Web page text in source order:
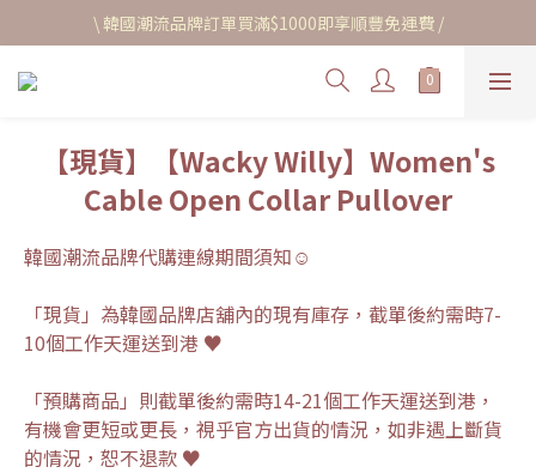
\ 韓國潮流品牌訂單買滿$1000即享順豐免運費 /
【現貨】【Wacky Willy】Women's
Cable Open Collar Pullover
韓國潮流品牌代購連線期間須知☺︎
「現貨」為韓國品牌店舖內的現有庫存，截單後約需時7-
10個工作天運送到港 ♥
「預購商品」則截單後約需時14-21個工作天運送到港，
有機會更短或更長，視乎官方出貨的情況，如非遇上斷貨
的情況，恕不退款 ♥